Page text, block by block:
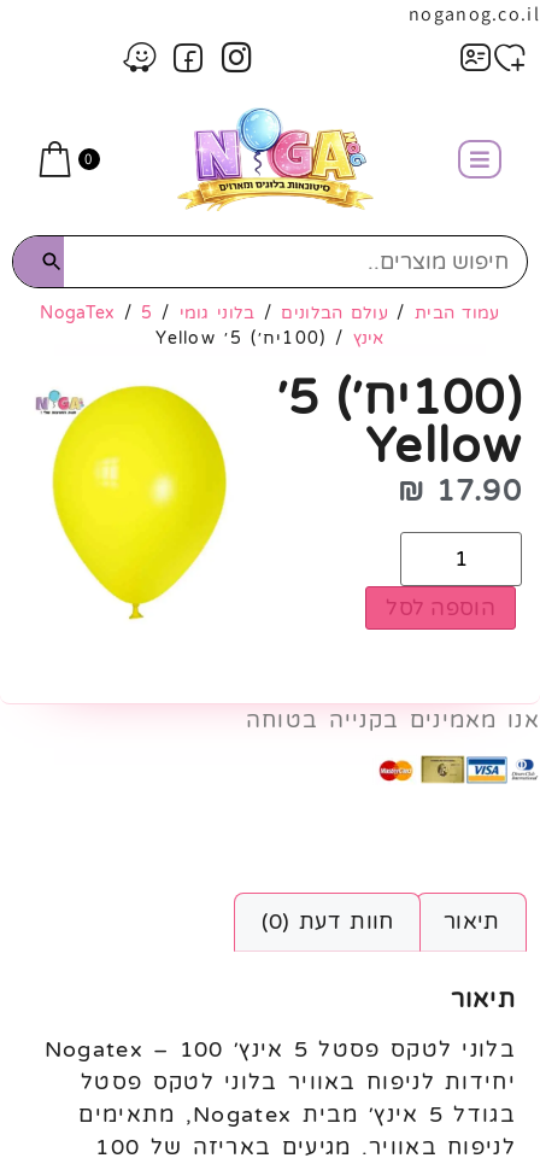
noganog.co.il
0
עמוד הבית / עולם הבלונים / בלוני גומי /
NogaTex / 5
אינץ / (100יח׳) 5׳ Yellow
(100יח׳) 5׳
Yellow
17.90
₪
הוספה לסל
אנו מאמינים בקנייה בטוחה
תיאור חוות דעת (0)
תיאור
בלוני לטקס פסטל 5 אינץ׳ Nogatex – 100
יחידות לניפוח באוויר בלוני לטקס פסטל
בגודל 5 אינץ׳ מבית Nogatex, מתאימים
לניפוח באוויר. מגיעים באריזה של 100